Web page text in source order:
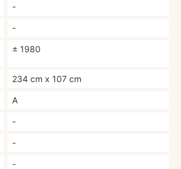
-
-
± 1980
234 cm x 107 cm
A
-
-
-